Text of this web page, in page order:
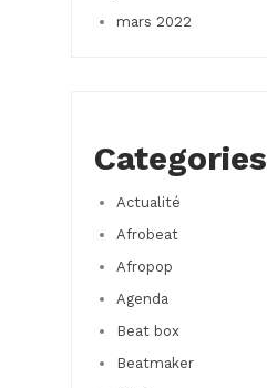
mars 2022
Categories
Actualité
Afrobeat
Afropop
Agenda
Beat box
Beatmaker